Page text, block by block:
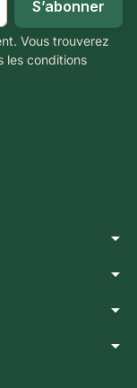
Vous trouverez
les conditions
arrow_drop_down
arrow_drop_down
arrow_drop_down
arrow_drop_down